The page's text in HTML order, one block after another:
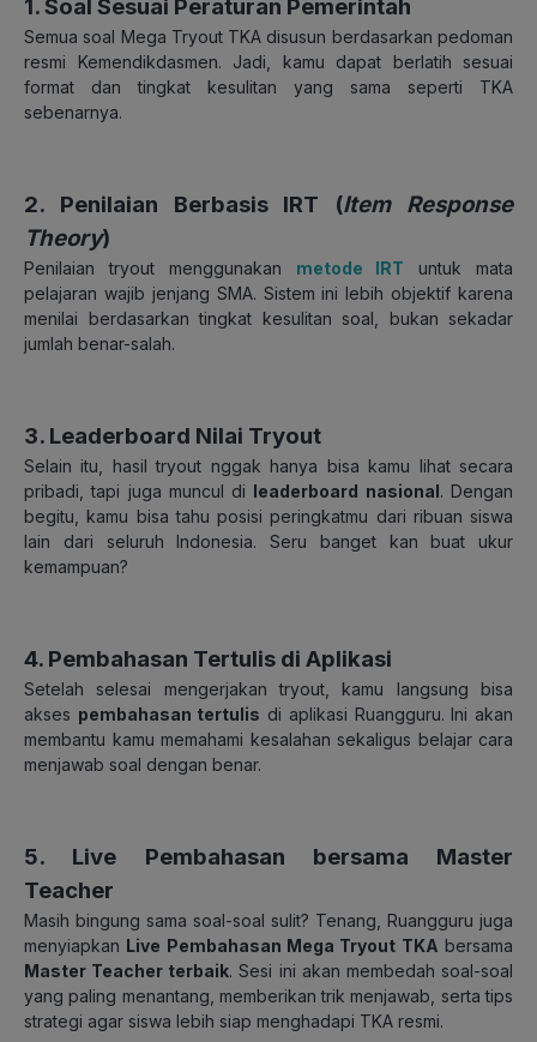
1. Soal Sesuai Peraturan Pemerintah
Semua soal Mega Tryout TKA disusun berdasarkan pedoman
resmi Kemendikdasmen. Jadi, kamu dapat berlatih sesuai
format dan tingkat kesulitan yang sama seperti TKA
sebenarnya.
2. Penilaian Berbasis IRT (Item Response
Theory)
Penilaian tryout menggunakan metode IRT untuk mata
pelajaran wajib jenjang SMA. Sistem ini lebih objektif karena
menilai berdasarkan tingkat kesulitan soal, bukan sekadar
jumlah benar-salah.
3. Leaderboard Nilai Tryout
Selain itu, hasil tryout nggak hanya bisa kamu lihat secara
pribadi, tapi juga muncul di leaderboard nasional. Dengan
begitu, kamu bisa tahu posisi peringkatmu dari ribuan siswa
lain dari seluruh Indonesia. Seru banget kan buat ukur
kemampuan?
4. Pembahasan Tertulis di Aplikasi
Setelah selesai mengerjakan tryout, kamu langsung bisa
akses pembahasan tertulis di aplikasi Ruangguru. Ini akan
membantu kamu memahami kesalahan sekaligus belajar cara
menjawab soal dengan benar.
5. Live Pembahasan bersama Master
Teacher
Masih bingung sama soal-soal sulit? Tenang, Ruangguru juga
menyiapkan Live Pembahasan Mega Tryout TKA bersama
Master Teacher terbaik. Sesi ini akan membedah soal-soal
yang paling menantang, memberikan trik menjawab, serta tips
strategi agar siswa lebih siap menghadapi TKA resmi.